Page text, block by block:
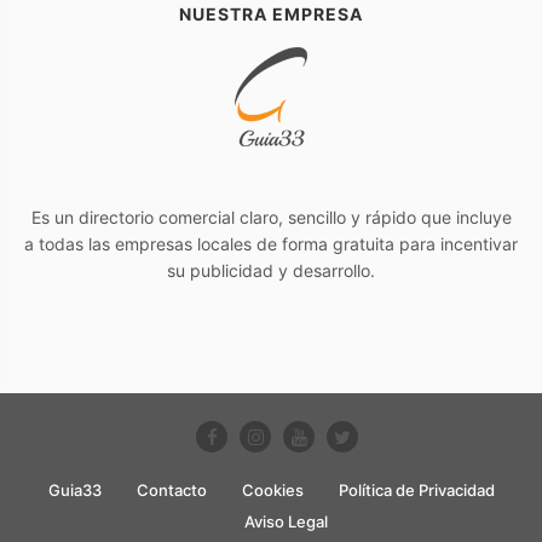
NUESTRA EMPRESA
Es un directorio comercial claro, sencillo y rápido que incluye
a todas las empresas locales de forma gratuita para incentivar
su publicidad y desarrollo.
Guia33 Contacto Cookies
Política de Privacidad
Aviso Legal